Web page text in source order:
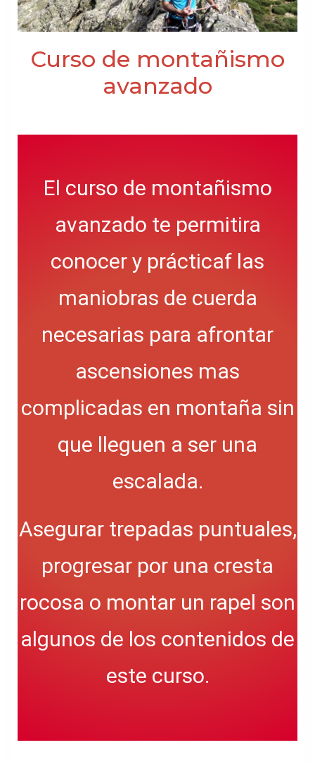
Curso de montañismo
avanzado
El curso de montañismo
avanzado te permitira
conocer y prácticaf las
maniobras de cuerda
necesarias para afrontar
ascensiones mas
complicadas en montaña sin
que lleguen a ser una
escalada.
Asegurar trepadas puntuales,
progresar por una cresta
rocosa o montar un rapel son
algunos de los contenidos de
este curso.